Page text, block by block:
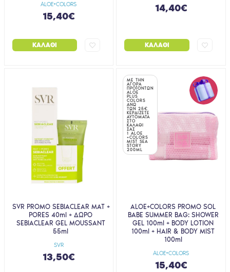
ALOE+COLORS
15,40€
ΚΑΛΆΘΙ
14,40€
ΚΑΛΆΘΙ
SVR
SVR PROMO SEBIACLEAR MAT +
PORES 40ml + ΔΩΡΟ
SEBIACLEAR GEL MOUSSANT
55ml
13,50€
ΜΕ ΤΗΝ
ΑΓΟΡΑ
ΠΡΟΪΟΝΤΩΝ
ALOE
PLUS
COLORS
ΑΝΩ
ΤΩΝ 25€
ΚΕΡΔΙΖΕΤΕ
ΑΥΤΟΜΑΤΑ
ΣΤΟ
ΚΑΛΑΘΙ
ΣΑΣ
1 ALOE
+COLORS
MIST SEA
STORY
200ML
ALOE+COLORS
ALOE+COLORS PROMO SOL
BABE SUMMER BAG: SHOWER
GEL 100ml + BODY LOTION
100ml + HAIR & BODY MIST
100ml
15,40€